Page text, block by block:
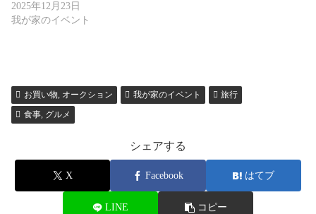
2025年12月23日
我が家のイベント
お買い物, オークション 我が家のイベント
旅行
食事, グルメ
シェアする
X Facebook はてブ
LINE コピー